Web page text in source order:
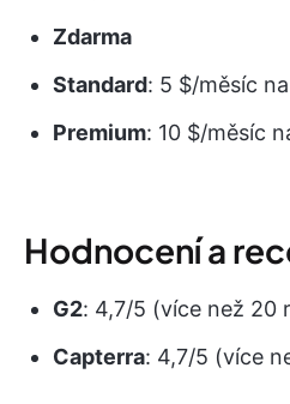
Zdarma
Standard: 5 $/měsíc
Premium: 10 $/měsíc
Hodnocení a
G2: 4,7/5 (více než 20
Capterra: 4,7/5 (více